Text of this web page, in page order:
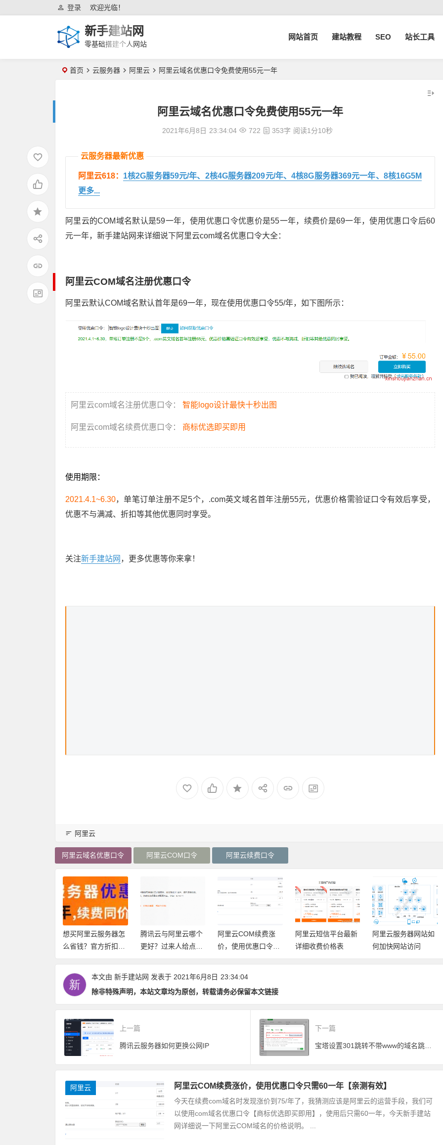
欢迎光临！
登录
新手建站网
零基础搭建个人网站
网站首页 建站教程 SEO 站长工具
首页 云服务器 阿里云 阿里云域名优惠口令免费使用55元一年
阿里云域名优惠口令免费使用55元一年
2021年6月8日 23:34:04 722 353字 阅读1分10秒
云服务器最新优惠
阿里云618： 1核2G服务器59元/年、2核4G服务器209元/年、4核8G服务器369元一年、8核16G5M
更多...
阿里云的COM域名默认是59一年，使用优惠口令优惠价是55一年，续费价是69一年，使用优惠口令后60
元一年，新手建站网来详细说下阿里云com域名优惠口令大全：
阿里云COM域名注册优惠口令
阿里云默认COM域名默认首年是69一年，现在使用优惠口令55/年，如下图所示：
阿里云com域名注册优惠口令： 智能logo设计最快十秒出图
阿里云com域名续费优惠口令： 商标优选即买即用
使用期限：
2021.4.1~6.30，单笔订单注册不足5个，.com英文域名首年注册55元，优惠价格需验证口令有效后享受，
优惠不与满减、折扣等其他优惠同时享受。
关注新手建站网 ，更多优惠等你来拿！
阿里云
阿里云域名优惠口令 阿里云COM口令 阿里云续费口令
想买阿里云服务器怎
么省钱？官方折扣链
接与优惠券领取全攻
腾讯云与阿里云哪个
更好？过来人给点建
议
阿里云COM续费涨
价，使用优惠口令只
需60一年【亲测有
阿里云短信平台最新
详细收费价格表
阿里云服务器网站如
何加快网站访问
本文由 新手建站网 发表于 2021年6月8日 23:34:04
除非特殊声明，本站文章均为原创，转载请务必保留本文链接
上一篇
腾讯云服务器如何更换公网IP
下一篇
宝塔设置301跳转不带www的域名跳转到带www的
阿里云 阿里云COM续费涨价，使用优惠口令只需60一年【亲测有效】
今天在续费com域名时发现涨价到75/年了，我猜测应该是阿里云的运营手段，我们可
以使用com域名优惠口令【商标优选即买即用】，使用后只需60一年，今天新手建站
网详细说一下阿里云COM域名的价格说明。 ...